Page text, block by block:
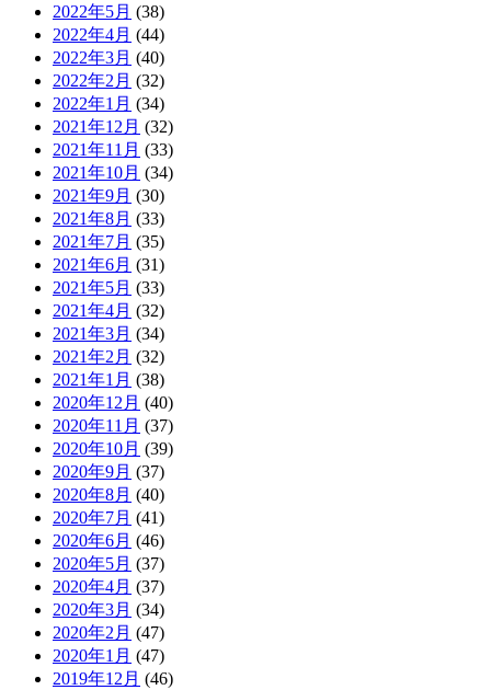
2022年5月 (38)
2022年4月 (44)
2022年3月 (40)
2022年2月 (32)
2022年1月 (34)
2021年12月 (32)
2021年11月 (33)
2021年10月 (34)
2021年9月 (30)
2021年8月 (33)
2021年7月 (35)
2021年6月 (31)
2021年5月 (33)
2021年4月 (32)
2021年3月 (34)
2021年2月 (32)
2021年1月 (38)
2020年12月 (40)
2020年11月 (37)
2020年10月 (39)
2020年9月 (37)
2020年8月 (40)
2020年7月 (41)
2020年6月 (46)
2020年5月 (37)
2020年4月 (37)
2020年3月 (34)
2020年2月 (47)
2020年1月 (47)
2019年12月 (46)